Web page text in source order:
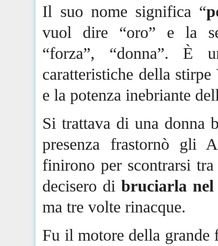
Il suo nome significa “
vuol dire “oro” e la
“forza”, “donna”. È
caratteristiche della
e la potenza inebriante
Si trattava di una donna
presenza frastornò gli
finirono per scontrarsi
decisero dibruciarla nel
ma tre volte rinacque.
Fu il motore della grande